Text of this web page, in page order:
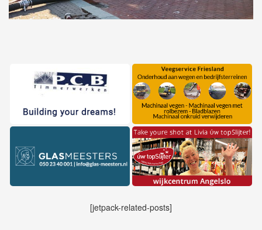
[jetpack-related-posts]